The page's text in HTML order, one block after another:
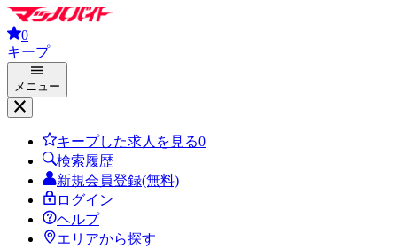
0
キープ
メニュー
キープした求人を見る0
検索履歴
新規会員登録(無料)
ログイン
ヘルプ
エリアから探す